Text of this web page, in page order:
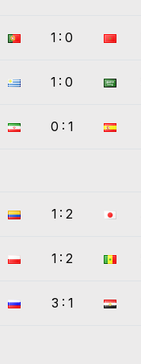
1 : 0
1 : 0
0 : 1
1 : 2
1 : 2
3 : 1